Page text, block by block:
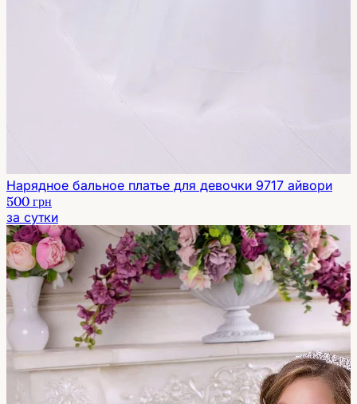
Нарядное бальное платье для девочки 9717 айвори
500 грн
за сутки